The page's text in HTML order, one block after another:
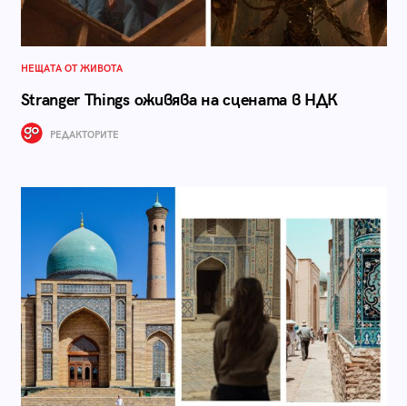
НЕЩАТА ОТ ЖИВОТА
Stranger Things оживява на сцената в НДК
РЕДАКТОРИТЕ